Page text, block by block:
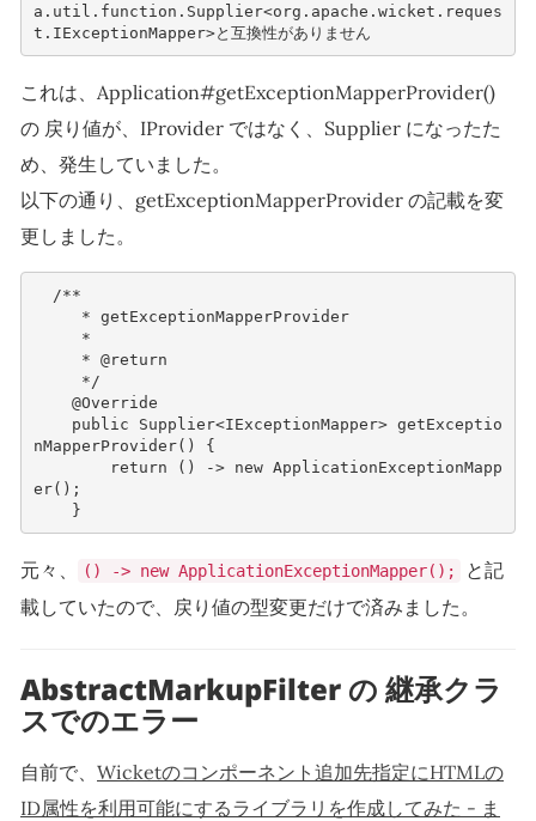
a.util.function.Supplier<org.apache.wicket.reques
t.IExceptionMapper>と互換性がありません
これは、Application#getExceptionMapperProvider()
の 戻り値が、IProvider ではなく、Supplier になったた
め、発生していました。
以下の通り、getExceptionMapperProvider の記載を変
更しました。
/**
     * getExceptionMapperProvider
     *
     * @return
     */
@Override
public
Supplier<IExceptionMapper> getExceptio
nMapperProvider()
{
return
() -> new ApplicationExceptionMapp
er();
}
元々、 () -> new ApplicationExceptionMapper();
と記
載していたので、戻り値の型変更だけで済みました。
AbstractMarkupFilter の 継承クラ
スでのエラー
自前で、 Wicketのコンポーネント追加先指定にHTMLの
ID属性を利用可能にするライブラリを作成してみた - ま